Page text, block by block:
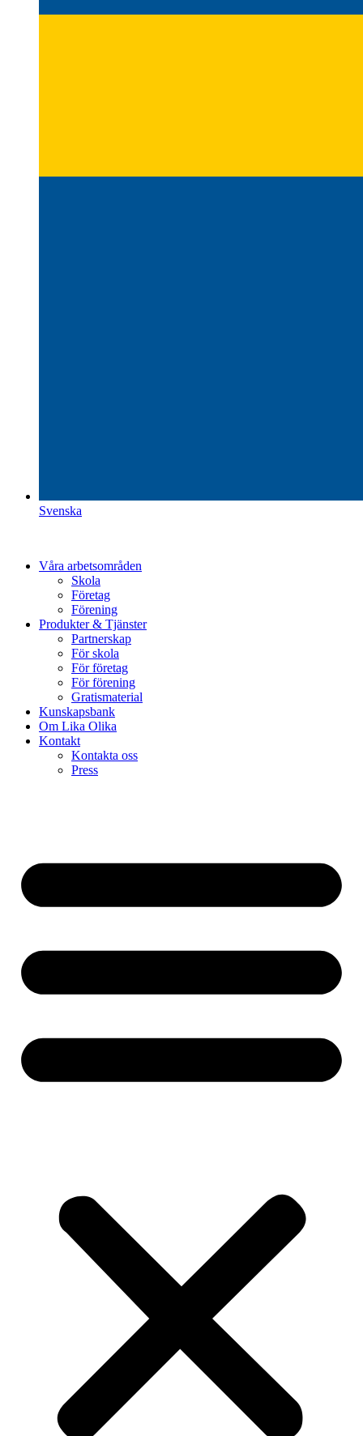
Svenska
Våra arbetsområden
Skola
Företag
Förening
Produkter & Tjänster
Partnerskap
För skola
För företag
För förening
Gratismaterial
Kunskapsbank
Om Lika Olika
Kontakt
Kontakta oss
Press